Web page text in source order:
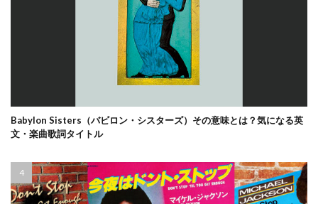
Babylon Sisters（バビロン・シスターズ）その意味とは？気になる英
文・楽曲歌詞タイトル